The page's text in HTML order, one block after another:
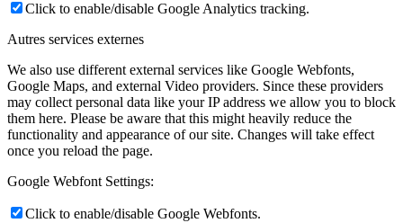
Click to enable/disable Google Analytics tracking.
Autres services externes
We also use different external services like Google Webfonts,
Google Maps, and external Video providers. Since these providers
may collect personal data like your IP address we allow you to block
them here. Please be aware that this might heavily reduce the
functionality and appearance of our site. Changes will take effect
once you reload the page.
Google Webfont Settings:
Click to enable/disable Google Webfonts.